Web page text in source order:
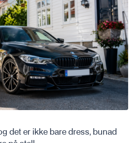
det er ikke bare dress, bunad